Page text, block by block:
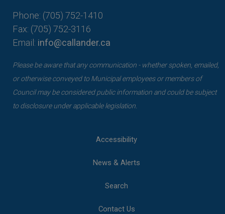
Phone: (705) 752-1410
Fax: (705) 752-3116
Email: info@callander.ca
Please be aware that any communication - whether spoken, emailed,
or otherwise conveyed to Municipal employees or members of
Council may be considered public information and could be subject
to disclosure under applicable legislation.
Accessibility
News & Alerts
Search
Contact Us